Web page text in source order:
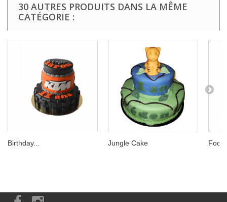
30 AUTRES PRODUITS DANS LA MÊME
CATÉGORIE :
Birthday... Jungle Cake Foot